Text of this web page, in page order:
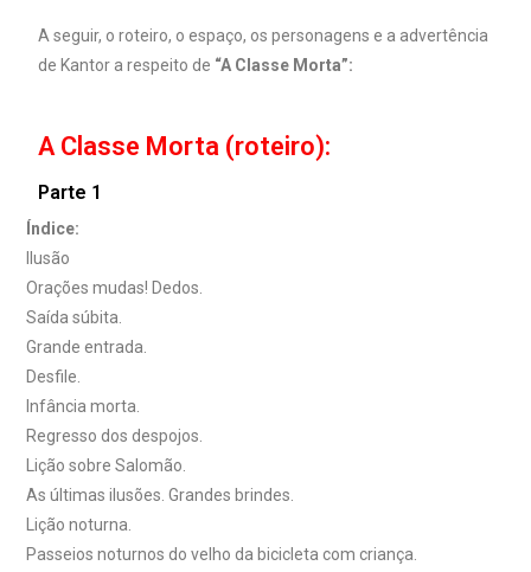
A seguir, o roteiro, o espaço, os personagens e a advertência
de Kantor a respeito de “A Classe Morta”:
A Classe Morta (roteiro):
Parte 1
Índice:
Ilusão
Orações mudas! Dedos.
Saída súbita.
Grande entrada.
Desfile.
Infância morta.
Regresso dos despojos.
Lição sobre Salomão.
As últimas ilusões. Grandes brindes.
Lição noturna.
Passeios noturnos do velho da bicicleta com criança.